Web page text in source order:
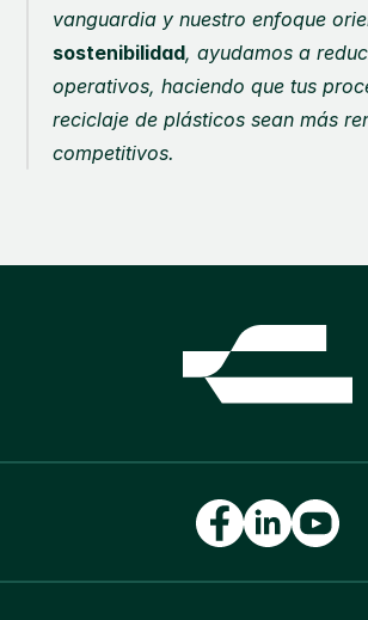
sostenibilidad, ayudamos a
operativos, haciendo que tus
reciclaje de plásticos sean más
competitivos.